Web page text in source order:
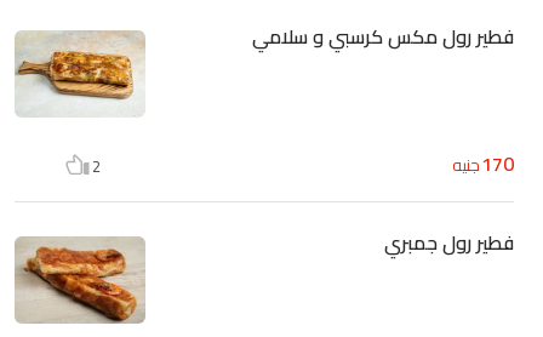
فطير رول مكس كرسبي و سلامي
170جنيه 2
فطير رول جمبري